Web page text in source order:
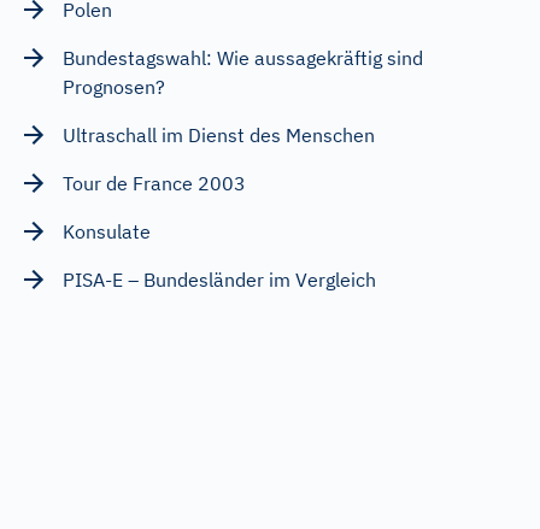
Polen
Bundestagswahl: Wie aussagekräftig sind
Prognosen?
Ultraschall im Dienst des Menschen
Tour de France 2003
Konsulate
PISA-E – Bundesländer im Vergleich